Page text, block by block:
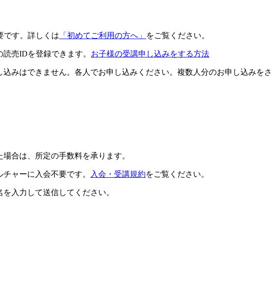
です。詳しくは 「初めてご利用の方へ」 をご覧ください。
売IDを登録できます。 お子様の受講申し込みをする方法
みはできません。各人でお申し込みください。複数人分のお申し込みをさ
合は、所定の手数料を承ります。
ャーに入会不要です。 入会・受講規約をご覧ください。
入力して送信してください。